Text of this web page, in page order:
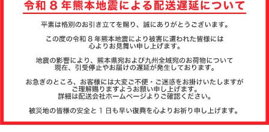
その
他
注文履歴